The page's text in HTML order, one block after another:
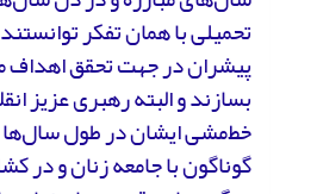
تحمیلی با همان تفکر
پیشران در جهت تحقق اهداف
بسازند و البته رهبری عزیز
خط‌مشی ایشان در طول سال‌ها
گوناگون با جامعه‌ زنان و در